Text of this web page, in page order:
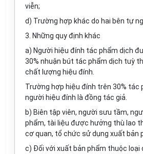
viễn;
d) Trường hợp khác do hai bên tự
3. Những quy định khác
a) Người hiệu đính tác phẩm dịch
30% nhuận bút tác phẩm dịch tuỳ
chất lượng hiệu đính.
Trường hợp hiệu đính trên 30% tác
người hiệu đính là đồng tác giả.
b) Biên tập viên, người sưu tầm,
phẩm, tài liệu được hưởng thù lao
cơ quan, tổ chức sử dụng xuất bản
c) Đối với xuất bản phẩm thuộc loại